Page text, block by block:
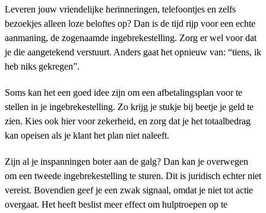
Leveren jouw vriendelijke herinneringen, telefoontjes en zelfs
bezoekjes alleen loze beloftes op? Dan is de tijd rijp voor een echte
aanmaning, de zogenaamde ingebrekestelling. Zorg er wel voor dat
je die aangetekend verstuurt. Anders gaat het opnieuw van: “tiens, ik
heb niks gekregen”.
Soms kan het een goed idee zijn om een afbetalingsplan voor te
stellen in je ingebrekestelling. Zo krijg je stukje bij beetje je geld te
zien. Kies ook hier voor zekerheid, en zorg dat je het totaalbedrag
kan opeisen als je klant het plan niet naleeft.
Zijn al je inspanningen boter aan de galg? Dan kan je overwegen
om een tweede ingebrekestelling te sturen. Dit is juridisch echter niet
vereist. Bovendien geef je een zwak signaal, omdat je niet tot actie
overgaat. Het heeft beslist meer effect om hulptroepen op te